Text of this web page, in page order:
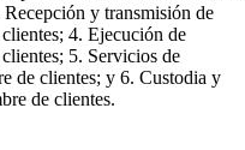
y transmisión de
4. Ejecución de
5. Servicios de
de clientes; y 6. Custodia y
de clientes.